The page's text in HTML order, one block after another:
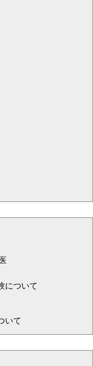
について
いて